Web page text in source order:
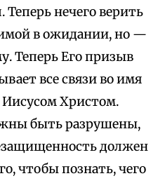
Теперь нечего верить
в ожидании, но —
Теперь Его призыв
все связи во имя
Иисусом Христом.
быть разрушены,
должен
чтобы познать, чего